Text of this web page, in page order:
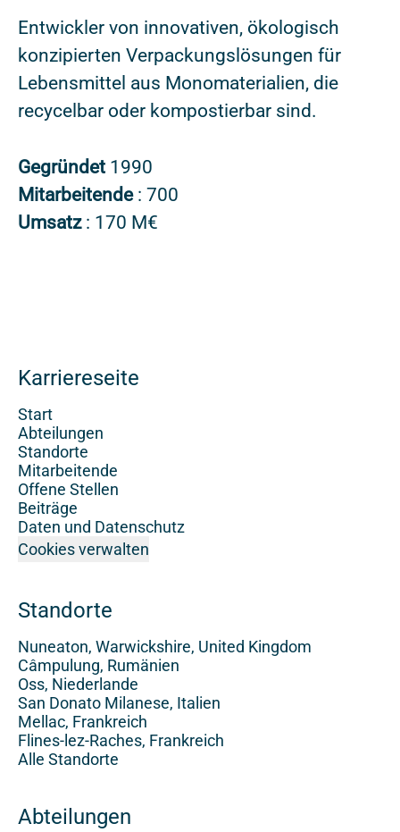
Entwickler von innovativen, ökologisch
konzipierten Verpackungslösungen für
Lebensmittel aus Monomaterialien, die
recycelbar oder kompostierbar sind.
Gegründet 1990
Mitarbeitende : 700
Umsatz : 170 M€
Karriereseite
Start
Abteilungen
Standorte
Mitarbeitende
Offene Stellen
Beiträge
Daten und Datenschutz
Cookies verwalten
Standorte
Nuneaton, Warwickshire, United Kingdom
Câmpulung, Rumänien
Oss, Niederlande
San Donato Milanese, Italien
Mellac, Frankreich
Flines-lez-Raches, Frankreich
Alle Standorte
Abteilungen